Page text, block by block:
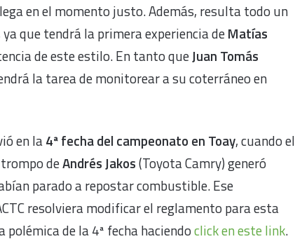
en el momento justo. Además, resulta todo un
que tendrá la primera experiencia deMatías
de este estilo. En tanto queJuan Tomás
la tarea de monitorear a su coterráneo en
en la4ª fecha del campeonato en Toay, cuando el
deAndrés Jakos(Toyota Camry) generó
parado a repostar combustible. Ese
resolviera modificar el reglamento para esta
de la 4ª fecha haciendoclick en este link.